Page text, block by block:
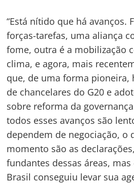
“Está nítido que há avanços.
forças-tarefas, uma aliança
fome, outra é a mobilização
clima, e agora, mais
que, de uma forma pioneira,
de chancelares do G20 e
sobre reforma da
todos esses avanços são
dependem de negociação, o
momento são as
fundantes dessas áreas,
Brasil conseguiu levar sua